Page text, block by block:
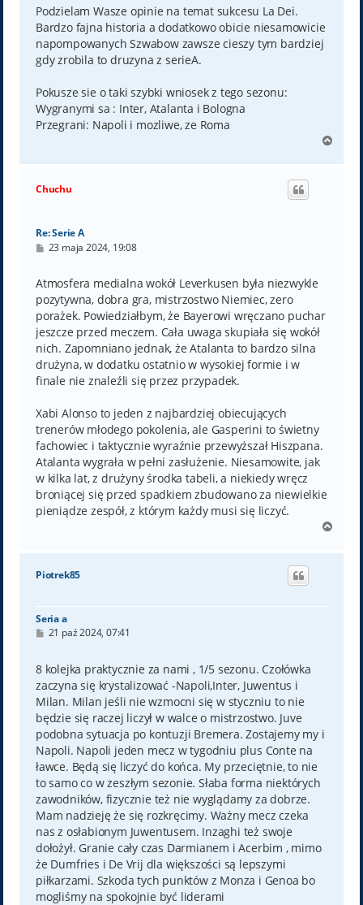
t
Podzielam Wasze opinie na temat sukcesu La Dei.
Bardzo fajna historia a dodatkowo obicie niesamowicie
napompowanych Szwabow zawsze cieszy tym bardziej
gdy zrobila to druzyna z serieA.
Pokusze sie o taki szybki wniosek z tego sezonu:
Wygranymi sa : Inter, Atalanta i Bologna
Przegrani: Napoli i mozliwe, ze Roma
g
Chuchu
Re: Serie A
P
t
23 maja 2024, 19:08
Atmosfera medialna wokół Leverkusen była niezwykle
pozytywna, dobra gra, mistrzostwo Niemiec, zero
porażek. Powiedziałbym, że Bayerowi wręczano puchar
jeszcze przed meczem. Cała uwaga skupiała się wokół
nich. Zapomniano jednak, że Atalanta to bardzo silna
drużyna, w dodatku ostatnio w wysokiej formie i w
finale nie znaleźli się przez przypadek.
Xabi Alonso to jeden z najbardziej obiecujących
trenerów młodego pokolenia, ale Gasperini to świetny
fachowiec i taktycznie wyraźnie przewyższał Hiszpana.
Atalanta wygrała w pełni zasłużenie. Niesamowite, jak
w kilka lat, z drużyny środka tabeli, a niekiedy wręcz
broniącej się przed spadkiem zbudowano za niewielkie
pieniądze zespół, z którym każdy musi się liczyć.
g
Piotrek85
Seria a
P
t
21 paź 2024, 07:41
8 kolejka praktycznie za nami , 1/5 sezonu. Czołówka
zaczyna się krystalizować -Napoli,Inter, Juwentus i
Milan. Milan jeśli nie wzmocni się w styczniu to nie
będzie się raczej liczył w walce o mistrzostwo. Juve
podobna sytuacja po kontuzji Bremera. Zostajemy my i
Napoli. Napoli jeden mecz w tygodniu plus Conte na
ławce. Będą się liczyć do końca. My przeciętnie, to nie
to samo co w zeszłym sezonie. Słaba forma niektórych
zawodników, fizycznie też nie wyglądamy za dobrze.
Mam nadzieję że się rozkręcimy. Ważny mecz czeka
nas z osłabionym Juwentusem. Inzaghi też swoje
dołożył. Granie cały czas Darmianem i Acerbim , mimo
że Dumfries i De Vrij dla większości są lepszymi
piłkarzami. Szkoda tych punktów z Monza i Genoa bo
mogliśmy na spokojnie być liderami